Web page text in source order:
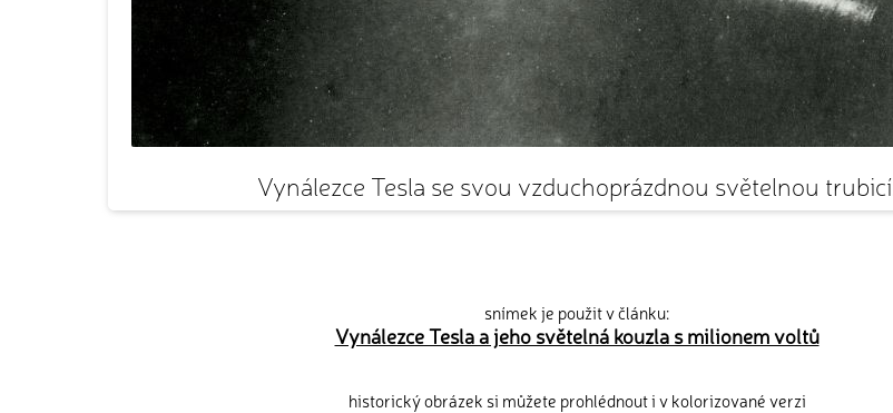
Vynálezce Tesla se svou vzduchoprázdnou světelnou trubicí.
snímek je použit v článku:
Vynálezce Tesla a jeho světelná kouzla s milionem voltů
historický obrázek si můžete prohlédnout i v kolorizované verzi